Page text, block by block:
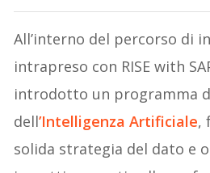
All’interno del percorso di
intrapreso con RISE with
introdotto un programma
dell’Intelligenza Artificiale,
solida strategia del dato e